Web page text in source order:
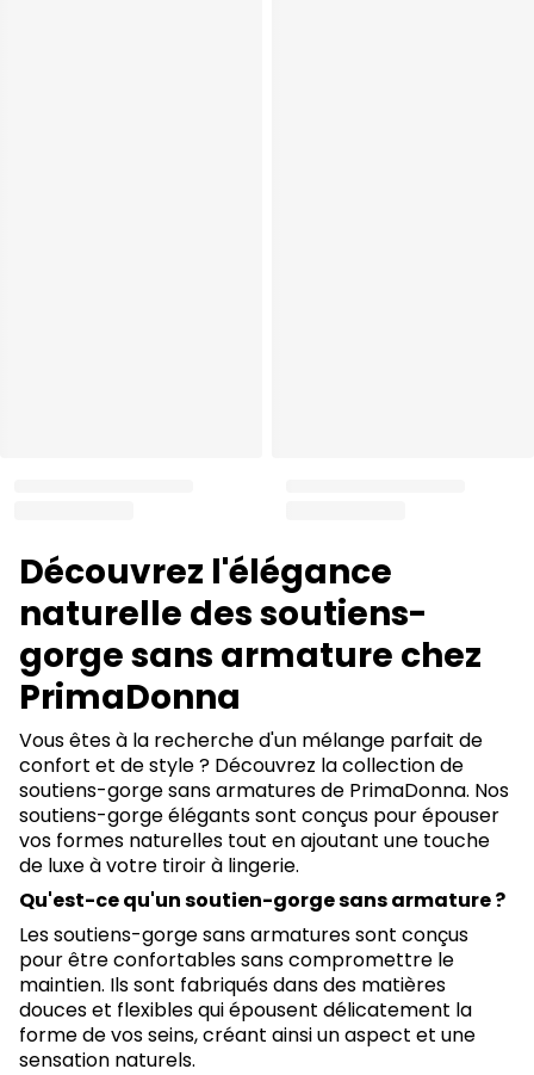
Découvrez l'élégance
naturelle des soutiens-
gorge sans armature chez
PrimaDonna
Vous êtes à la recherche d'un mélange parfait de
confort et de style ? Découvrez la collection de
soutiens-gorge sans armatures de PrimaDonna. Nos
soutiens-gorge élégants sont conçus pour épouser
vos formes naturelles tout en ajoutant une touche
de luxe à votre tiroir à lingerie.
Qu'est-ce qu'un soutien-gorge sans armature ?
Les soutiens-gorge sans armatures sont conçus
pour être confortables sans compromettre le
maintien. Ils sont fabriqués dans des matières
douces et flexibles qui épousent délicatement la
forme de vos seins, créant ainsi un aspect et une
sensation naturels.